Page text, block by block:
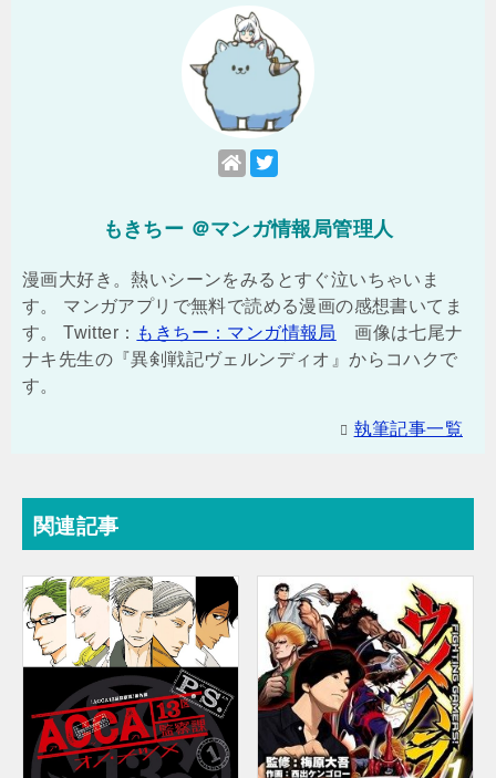
もきちー ＠マンガ情報局管理人
漫画大好き。熱いシーンをみるとすぐ泣いちゃいま
す。 マンガアプリで無料で読める漫画の感想書いてま
す。 Twitter： もきちー：マンガ情報局
画像は七尾ナ
ナキ先生の『異剣戦記ヴェルンディオ』からコハクで
す。
執筆記事一覧
関連記事